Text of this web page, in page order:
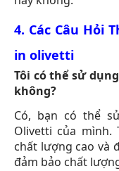
4. Các Câu Hỏi
in olivetti
Tôi có thể sử
không?
Có, bạn có thể
Olivetti của mình.
chất lượng cao và
đảm bảo chất